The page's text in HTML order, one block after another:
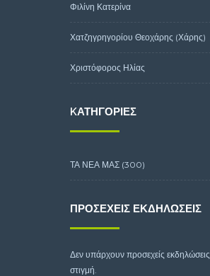
Φιλίνη Κατερίνα
Χατζηγρηγορίου Θεοχάρης (Χάρης)
Χριστόφορος Ηλίας
KΑΤΗΓΟΡΊΕΣ
ΤΑ ΝΕΑ ΜΑΣ (300)
ΠΡΟΣΕΧΕΊΣ ΕΚΔΗΛΏΣΕΙΣ
Δεν υπάρχουν προσεχείς
στιγμή.